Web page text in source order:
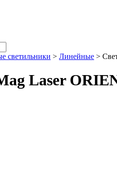
светильники > Линейные >
Laser